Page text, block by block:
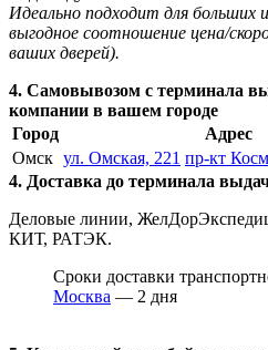
Идеально подходит для больших
выгодное соотношение цена/
ваших дверей).
4. Самовывозом с терминала
компании в вашем городе
Город
Адрес
Омск ул. Омская, 221 пр-кт
4. Доставка до терминала
Деловые линии,
КИТ, РАТЭК.
Сроки доставки
Москва — 2 дня